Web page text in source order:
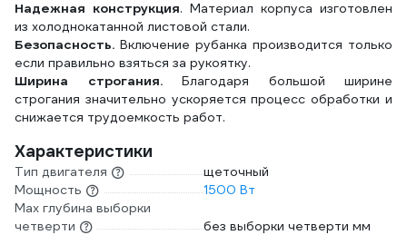
Надежная конструкция. Материал корпуса изготовлен
из холоднокатанной листовой стали.
Безопасность. Включение рубанка производится только
если правильно взяться за рукоятку.
Ширина строгания.Благодаря большой ширине
строгания значительно ускоряется процесс обработки и
снижается трудоемкость работ.
Характеристики
Тип двигателя
щеточный
Мощность
1500 Вт
Мах глубина выборки
четверти
без выборки четверти мм